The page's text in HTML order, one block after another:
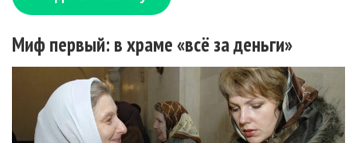
Миф первый: в храме «всё за деньги»